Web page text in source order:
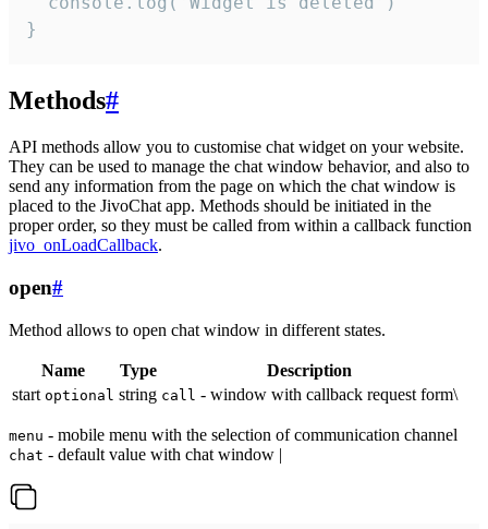
}
Methods#
API methods allow you to customise chat widget on your website.
They can be used to manage the chat window behavior, and also to
send any information from the page on which the chat window is
placed to the JivoChat app. Methods should be initiated in the
proper order, so they must be called from within a callback function
jivo_onLoadCallback.
open#
Method allows to open chat window in different states.
Name Type
Description
start optional string call - window with callback request form\
menu - mobile menu with the selection of communication channel
chat - default value with chat window |